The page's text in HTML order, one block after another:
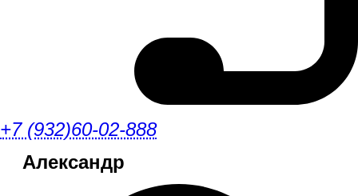
+7 (932)60-02-888
Александр